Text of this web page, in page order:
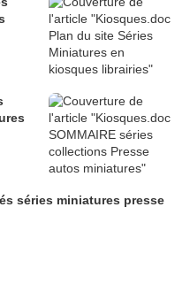
séries miniatures presse